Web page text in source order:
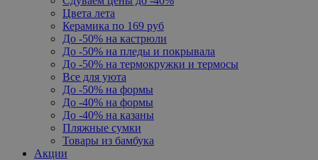
Цвета лета
Керамика по 169 руб
До -50% на кастрюли
До -50% на пледы и покрывала
До -50% на термокружки и термосы
Все для уюта
До -50% на формы
До -40% на формы
До -40% на казаны
Пляжные сумки
Товары из бамбука
Акции